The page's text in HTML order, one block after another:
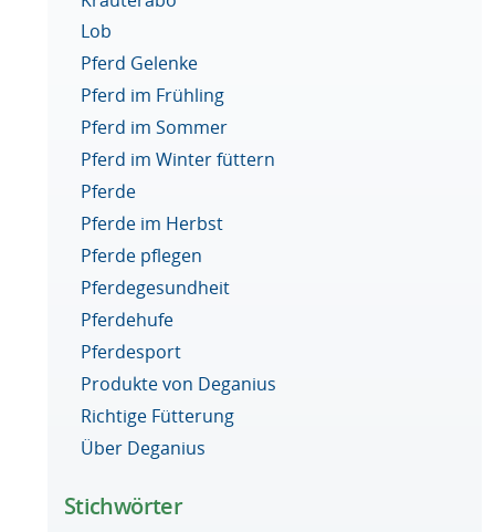
Lob
Pferd Gelenke
Pferd im Frühling
Pferd im Sommer
Pferd im Winter füttern
Pferde
Pferde im Herbst
Pferde pflegen
Pferdegesundheit
Pferdehufe
Pferdesport
Produkte von Deganius
Richtige Fütterung
Über Deganius
Stichwörter